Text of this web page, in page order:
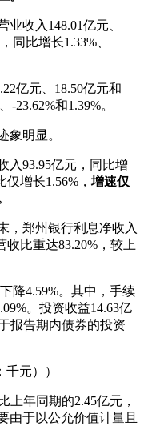
收入148.01亿元、
同比增长1.33%、
亿元、18.50亿元和
-23.62%和1.39%。
象明显。
入93.95亿元，同比增
增长1.56%， 增速仅
，郑州银行利息净收入
收比重达83.20%，较上
降4.59%。其中，手续
。投资收益14.63亿
报告期内债券的投资
元））
上年同期的2.45亿元，
由于以公允价值计量且